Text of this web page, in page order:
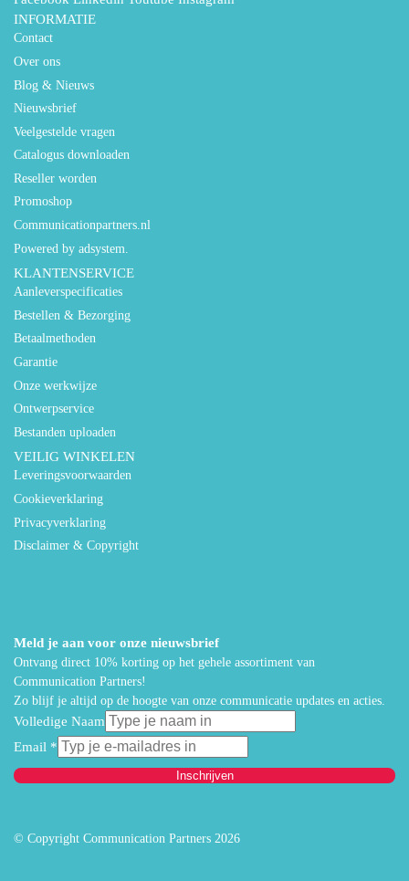
INFORMATIE
Contact
Over ons
Blog & Nieuws
Nieuwsbrief
Veelgestelde vragen
Catalogus downloaden
Reseller worden
Promoshop
Communicationpartners.nl
Powered by adsystem.
KLANTENSERVICE
Aanleverspecificaties
Bestellen & Bezorging
Betaalmethoden
Garantie
Onze werkwijze
Ontwerpservice
Bestanden uploaden
VEILIG WINKELEN
Leveringsvoorwaarden
Cookieverklaring
Privacyverklaring
Disclaimer & Copyright
Meld je aan voor onze nieuwsbrief
Ontvang direct 10% korting op het gehele assortiment van
Communication Partners!
Zo blijf je altijd op de hoogte van onze communicatie updates en acties.
Volledige Naam
Email *
Inschrijven
© Copyright Communication Partners 2026